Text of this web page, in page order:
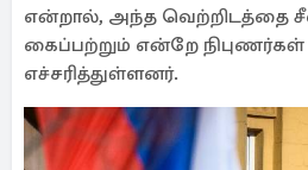
என்றால், அந்த வெற்றிடத்தை
கைப்பற்றும் என்றே நிபுணர்கள்
எச்சரித்துள்ளனர்.